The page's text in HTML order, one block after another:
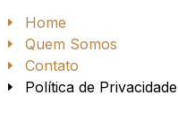
Home
Quem Somos
Contato
Política de Privacidade